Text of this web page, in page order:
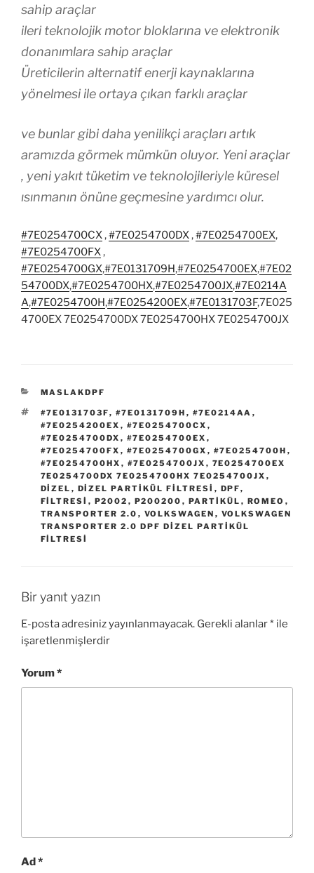
sahip araçlar
ileri teknolojik motor bloklarına ve elektronik
donanımlara sahip araçlar
Üreticilerin alternatif enerji kaynaklarına
yönelmesi ile ortaya çıkan farklı araçlar
ve bunlar gibi daha yenilikçi araçları artık
aramızda görmek mümkün oluyor. Yeni araçlar
, yeni yakıt tüketim ve teknolojileriyle küresel
ısınmanın önüne geçmesine yardımcı olur.
#7E0254700CX,#7E0254700DX,#7E0254700EX,
#7E0254700FX,
#7E0254700GX,#7E0131709H,#7E0254700EX,#7E02
54700DX,#7E0254700HX,#7E0254700JX,#7E0214A
A,#7E0254700H,#7E0254200EX,#7E0131703F,7E025
4700EX 7E0254700DX 7E0254700HX 7E0254700JX
KATEGORILER
MASLAKDPF
ETIKETLER
#7E0131703F, #7E0131709H , #7E0214AA ,
#7E0254200EX , #7E0254700CX ,
#7E0254700DX , #7E0254700EX ,
#7E0254700FX , #7E0254700GX , #7E0254700H ,
#7E0254700HX , #7E0254700JX , 7E0254700EX
7E0254700DX 7E0254700HX 7E0254700JX ,
DIZEL , DIZEL PARTIKÜL FILTRESI , DPF,
FILTRESI , P2002 , P200200 , PARTIKÜL , ROMEO ,
TRANSPORTER 2.0 , VOLKSWAGEN , VOLKSWAGEN
TRANSPORTER 2.0 DPF DIZEL PARTIKÜL
FILTRESI
Bir yanıt yazın
E-posta adresiniz yayınlanmayacak. Gerekli alanlar* ile
işaretlenmişlerdir
Yorum*
Ad *